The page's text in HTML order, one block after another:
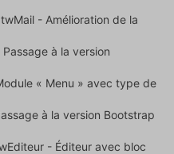
- Amélioration de la
à la version
« Menu » avec type de
à la version Bootstrap
- Éditeur avec bloc